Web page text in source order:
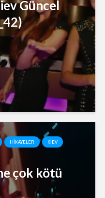
Güncel
HIKAYELER
KIEV
çok kötü